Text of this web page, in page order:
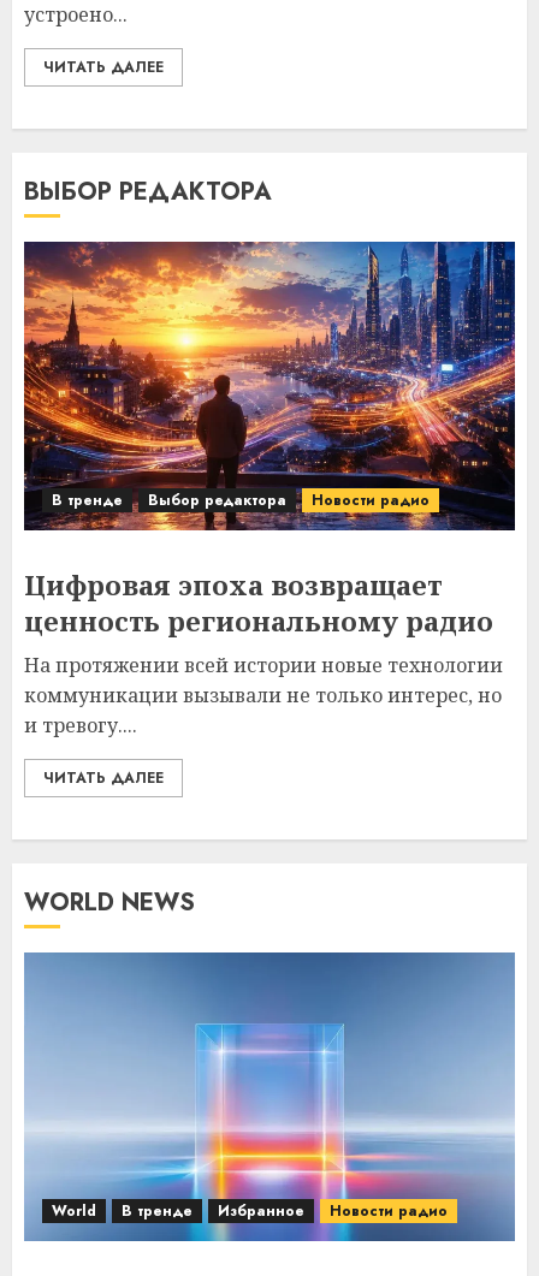
устроено...
ЧИТАТЬ ДАЛЕЕ
ВЫБОР РЕДАКТОРА
В тренде Выбор редактора Новости радио
Цифровая эпоха возвращает
ценность региональному радио
На протяжении всей истории новые технологии
коммуникации вызывали не только интерес, но
и тревогу....
ЧИТАТЬ ДАЛЕЕ
WORLD NEWS
World В тренде Избранное Новости радио